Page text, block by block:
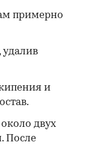
примерно
и
двух
После